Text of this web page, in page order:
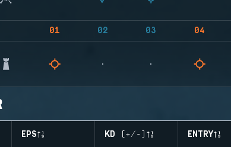
01 02 03 04
EPS KD (+/-) ENTRY